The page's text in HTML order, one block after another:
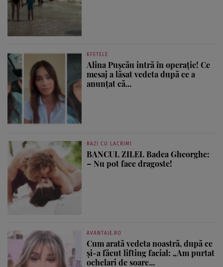
KFETELE
Alina Pușcău intră în operație! Ce
mesaj a lăsat vedeta după ce a
anunțat că...
RAZI CU LACRIMI
BANCUL ZILEI. Badea Gheorghe:
– Nu pot face dragoste!
AVANTAJE.RO
Cum arată vedeta noastră, după ce
și-a făcut lifting facial: „Am purtat
ochelari de soare...